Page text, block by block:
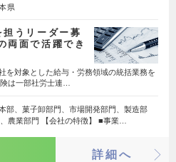
県
うリーダー募
両面で活躍でき
を対象とした給与・労務領域の統括業務を
は一部社労士連…
部、菓子卸部門、市場開発部門、製造部
農業部門 【会社の特徴】 ■事業…
詳細へ